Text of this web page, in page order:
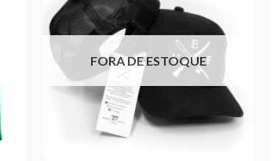
FORA DE ESTOQUE